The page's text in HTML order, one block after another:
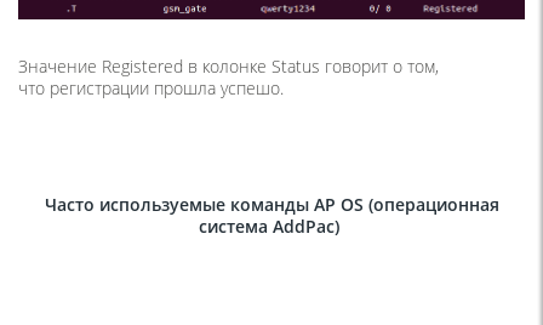
Значение Registered в колонке Status говорит о том,
что регистрации прошла успешо.
Часто используемые команды AP OS (операционная
система AddPac)